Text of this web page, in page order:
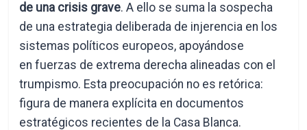
de una crisis grave. A ello se suma la sospecha
de una estrategia deliberada de injerencia en los
sistemas políticos europeos, apoyándose
en fuerzas de extrema derecha alineadas con el
trumpismo. Esta preocupación no es retórica:
figura de manera explícita en documentos
estratégicos recientes de la Casa Blanca.